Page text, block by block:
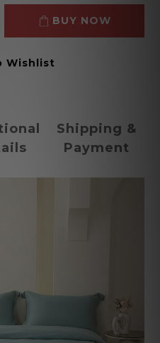
BUY NOW
Wishlist
Shipping &
Payment